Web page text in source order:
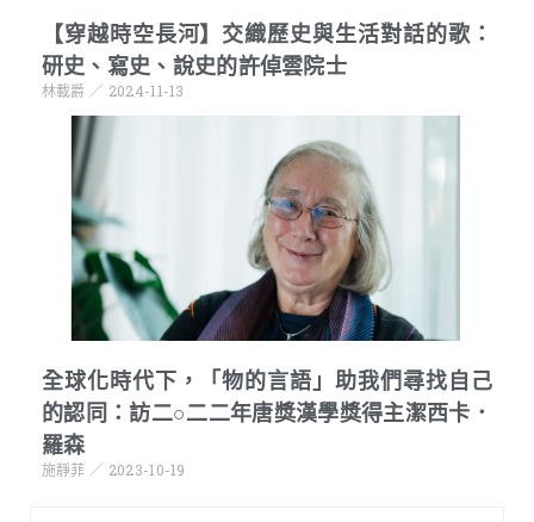
【穿越時空長河】交織歷史與生活對話的歌：
研史、寫史、說史的許倬雲院士
林載爵 2024-11-13
全球化時代下，「物的言語」助我們尋找自己
的認同：訪二○二二年唐獎漢學獎得主潔西卡．
羅森
施靜菲 2023-10-19